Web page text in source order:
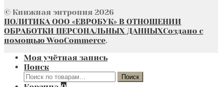
© Книжная энтропия 2026
ПОЛИТИКА ООО «ЕВРОБУК» В ОТНОШЕНИИ
ОБРАБОТКИ ПЕРСОНАЛЬНЫХ ДАННЫХСоздано с
помощью WooCommerce.
Моя учётная запись
Поиск
Искать:
Поиск